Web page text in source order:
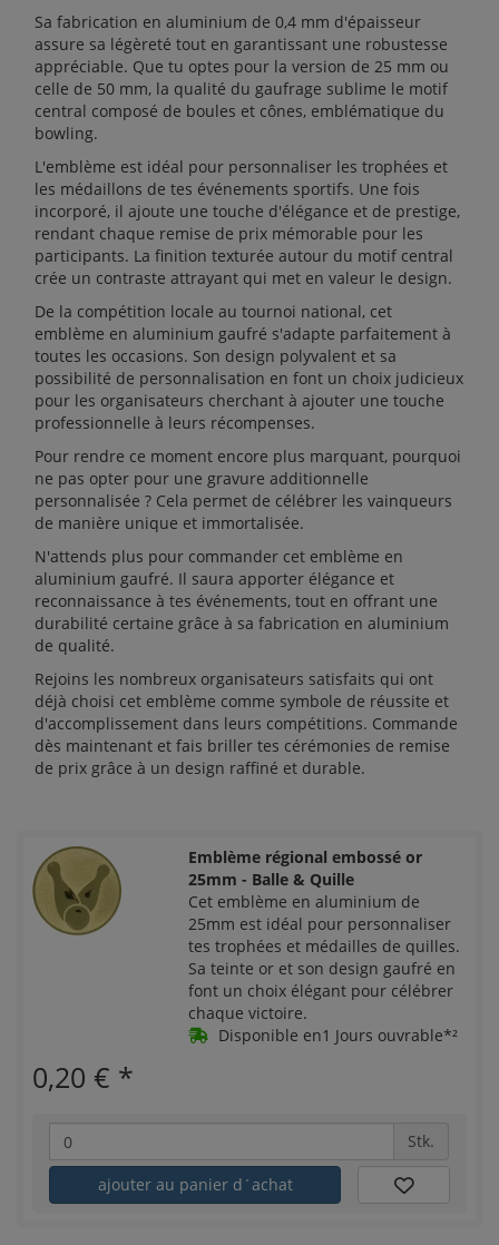
Sa fabrication en aluminium de 0,4 mm d'épaisseur
assure sa légèreté tout en garantissant une robustesse
appréciable. Que tu optes pour la version de 25 mm ou
celle de 50 mm, la qualité du gaufrage sublime le motif
central composé de boules et cônes, emblématique du
bowling.
L'emblème est idéal pour personnaliser les trophées et
les médaillons de tes événements sportifs. Une fois
incorporé, il ajoute une touche d'élégance et de prestige,
rendant chaque remise de prix mémorable pour les
participants. La finition texturée autour du motif central
crée un contraste attrayant qui met en valeur le design.
De la compétition locale au tournoi national, cet
emblème en aluminium gaufré s'adapte parfaitement à
toutes les occasions. Son design polyvalent et sa
possibilité de personnalisation en font un choix judicieux
pour les organisateurs cherchant à ajouter une touche
professionnelle à leurs récompenses.
Pour rendre ce moment encore plus marquant, pourquoi
ne pas opter pour une gravure additionnelle
personnalisée ? Cela permet de célébrer les vainqueurs
de manière unique et immortalisée.
N'attends plus pour commander cet emblème en
aluminium gaufré. Il saura apporter élégance et
reconnaissance à tes événements, tout en offrant une
durabilité certaine grâce à sa fabrication en aluminium
de qualité.
Rejoins les nombreux organisateurs satisfaits qui ont
déjà choisi cet emblème comme symbole de réussite et
d'accomplissement dans leurs compétitions. Commande
dès maintenant et fais briller tes cérémonies de remise
de prix grâce à un design raffiné et durable.
Emblème régional embossé or
25mm - Balle & Quille
Cet emblème en aluminium de
25mm est idéal pour personnaliser
tes trophées et médailles de quilles.
Sa teinte or et son design gaufré en
font un choix élégant pour célébrer
chaque victoire.
Disponible en1 Jours ouvrable*²
0,20 € *
Stk.
ajouter au panier d´achat